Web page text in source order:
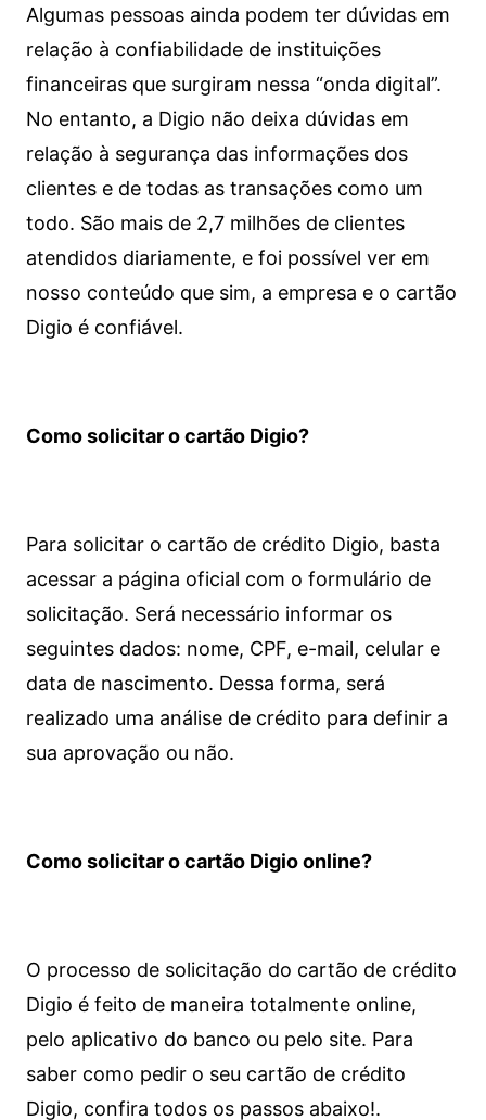
Algumas pessoas ainda podem ter dúvidas em
relação à confiabilidade de instituições
financeiras que surgiram nessa “onda digital”.
No entanto, a Digio não deixa dúvidas em
relação à segurança das informações dos
clientes e de todas as transações como um
todo. São mais de 2,7 milhões de clientes
atendidos diariamente, e foi possível ver em
nosso conteúdo que sim, a empresa e o cartão
Digio é confiável.
Como solicitar o cartão Digio?
Para solicitar o cartão de crédito Digio, basta
acessar a página oficial com o formulário de
solicitação. Será necessário informar os
seguintes dados: nome, CPF, e-mail, celular e
data de nascimento. Dessa forma, será
realizado uma análise de crédito para definir a
sua aprovação ou não.
Como solicitar o cartão Digio online?
O processo de solicitação do cartão de crédito
Digio é feito de maneira totalmente online,
pelo aplicativo do banco ou pelo site. Para
saber como pedir o seu cartão de crédito
Digio, confira todos os passos abaixo!.